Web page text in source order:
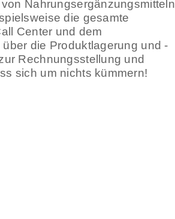
Nahrungsergänzungsmitteln
die gesamte
Center und dem
die Produktlagerung und -
Rechnungsstellung und
sich um nichts kümmern!